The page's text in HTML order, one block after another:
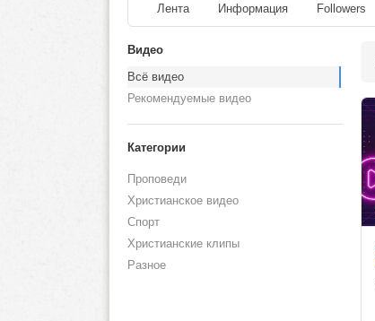
Лента Информация Followers
Видео
Всё видео
Рекомендуемые видео
Категории
Проповеди
Христианское видео
Спорт
Христианские клипы
Разное